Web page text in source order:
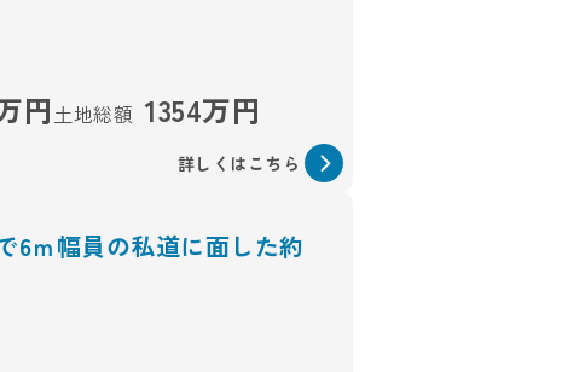
円 土地総額 1354万円
詳しくはこちら
6ｍ幅員の私道に面した約